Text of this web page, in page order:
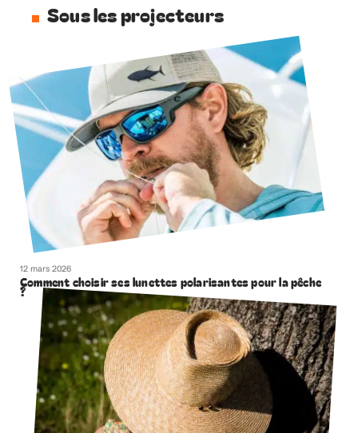
Sous les projecteurs
12 mars 2026
Comment choisir ses lunettes polarisantes pour la pêche
?